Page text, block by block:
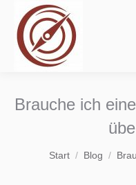
Brauche ich
Sie befinden
Start Blog